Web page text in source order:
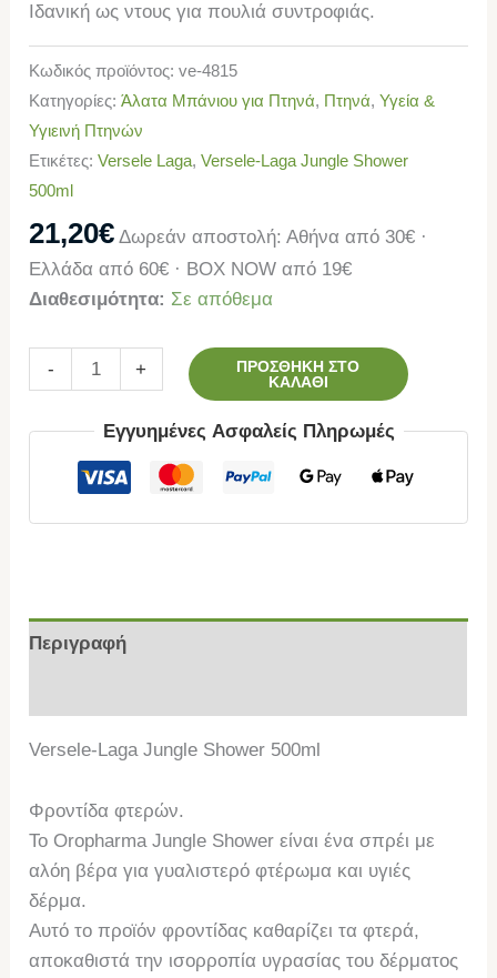
Ιδανική ως ντους για πουλιά συντροφιάς.
Κωδικός προϊόντος:ve-4815
Κατηγορίες:Άλατα Μπάνιου για Πτηνά, Πτηνά,Υγεία &
Υγιεινή Πτηνών
Ετικέτες:Versele Laga,Versele-Laga Jungle Shower
500ml
21,20€ Δωρεάν αποστολή: Αθήνα από 30€ ·
Ελλάδα από 60€ · BOX NOW από 19€
Διαθεσιμότητα: Σε απόθεμα
- +
ΠΡΟΣΘΉΚΗ ΣΤΟ
ΚΑΛΆΘΙ
Εγγυημένες Ασφαλείς Πληρωμές
Περιγραφή
Versele-Laga Jungle Shower 500ml
Φροντίδα φτερών.
Το Oropharma Jungle Shower είναι ένα σπρέι με
αλόη βέρα για γυαλιστερό φτέρωμα και υγιές
δέρμα.
Αυτό το προϊόν φροντίδας καθαρίζει τα φτερά,
αποκαθιστά την ισορροπία υγρασίας του δέρματος